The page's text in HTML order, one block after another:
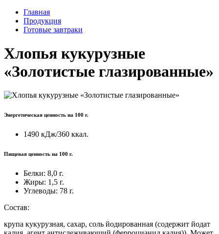
Главная
Продукция
Готовые завтраки
Хлопья кукурузные
«Золотистые глазированные»
Энергетическая ценность на 100 г.
1490 кДж/360 ккал.
Пищевая ценность на 100 г.
Белки: 8,0 г.
Жиры: 1,5 г.
Углеводы: 78 г.
Состав:
крупа кукурузная, сахар, соль йодированная (содержит йодат